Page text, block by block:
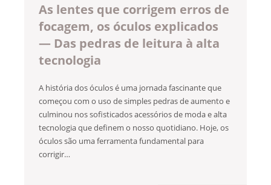
As lentes que corrigem erros de
focagem, os óculos explicados
— Das pedras de leitura à alta
tecnologia
A história dos óculos é uma jornada fascinante que
começou com o uso de simples pedras de aumento e
culminou nos sofisticados acessórios de moda e alta
tecnologia que definem o nosso quotidiano. Hoje, os
óculos são uma ferramenta fundamental para
corrigir…